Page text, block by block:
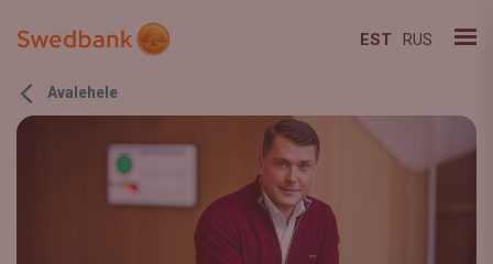
EST RUS
Avalehele